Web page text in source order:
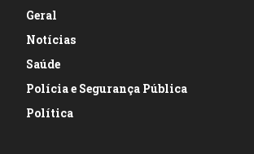
Geral
Notícias
Saúde
Polícia e Segurança Pública
Política